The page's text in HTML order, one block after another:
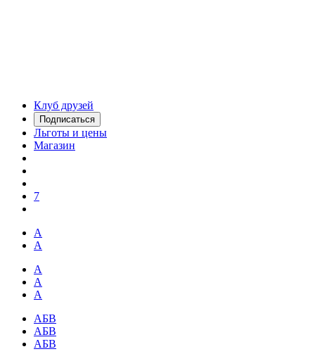
Клуб друзей
Подписаться
Льготы и цены
Магазин
7
А
А
А
А
А
АБВ
АБВ
АБВ